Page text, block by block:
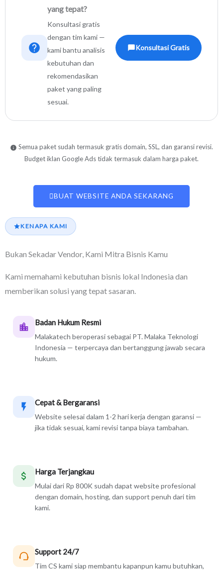
yang tepat?
Konsultasi gratis
dengan tim kami —
kami bantu analisis
kebutuhan dan
rekomendasikan
paket yang paling
sesuai.
Konsultasi Gratis
Semua paket sudah termasuk gratis domain, SSL, dan garansi revisi.
Budget iklan Google Ads tidak termasuk dalam harga paket.
BUAT WEBSITE ANDA SEKARANG
KENAPA KAMI
Bukan Sekadar Vendor, Kami Mitra Bisnis Kamu
Kami memahami kebutuhan bisnis lokal Indonesia dan
memberikan solusi yang tepat sasaran.
Badan Hukum Resmi
Malakatech beroperasi sebagai PT. Malaka Teknologi
Indonesia — terpercaya dan bertanggung jawab secara
hukum.
Cepat & Bergaransi
Website selesai dalam 1-2 hari kerja dengan garansi —
jika tidak sesuai, kami revisi tanpa biaya tambahan.
Harga Terjangkau
Mulai dari Rp 800K sudah dapat website profesional
dengan domain, hosting, dan support penuh dari tim
kami.
Support 24/7
Tim CS kami siap membantu kapanpun kamu butuhkan,